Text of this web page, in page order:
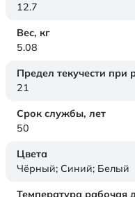
12.7
Вес, кг
5.08
Предел текучести при
21
Срок службы, лет
50
Цвета
Чёрный; Синий; Белый